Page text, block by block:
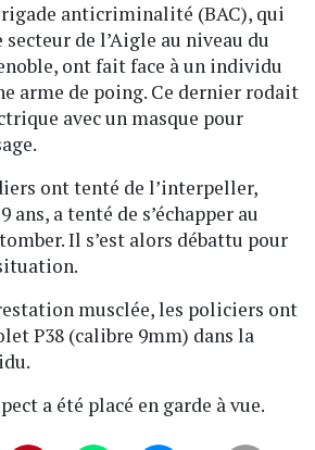
anticriminalité (BAC), qui
de l’Aigle au niveau du
ont fait face à un individu
arme de poing. Ce dernier rodait
avec un masque pour
ont tenté de l’interpeller,
ans, a tenté de s’échapper au
Il s’est alors débattu pour
musclée, les policiers ont
P38 (calibre 9mm) dans la
a été placé en garde à vue.